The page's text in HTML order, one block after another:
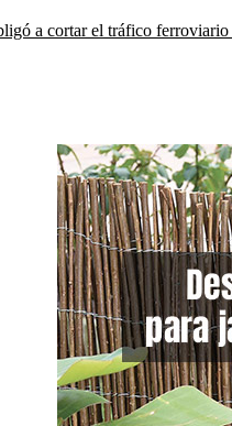
a cortar el tráfico ferroviario